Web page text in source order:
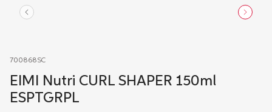
700868SC
EIMI Nutri CURL SHAPER 150ml
ESPTGRPL